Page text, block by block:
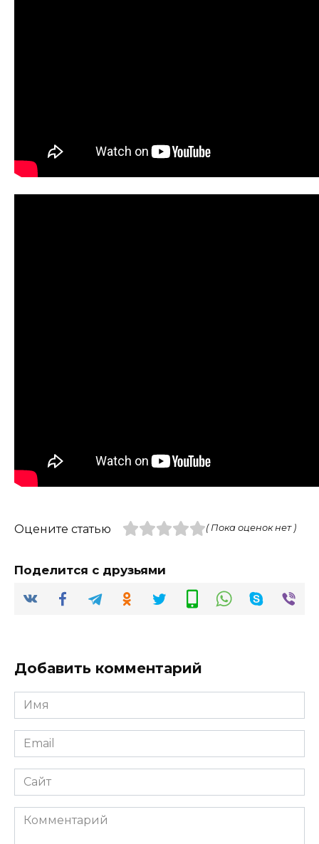
Оцените статью ( Пока оценок нет )
Поделится с друзьями
Добавить комментарий
Имя
*
Email
*
Сайт
Комментарий